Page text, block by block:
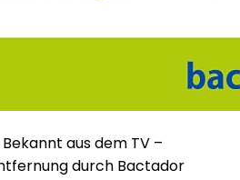
aus dem TV –
durch Bactador